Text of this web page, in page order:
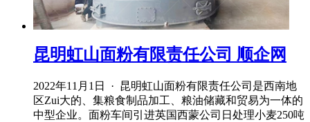
昆明虹山面粉有限责任公司 顺企网
2022年11月1日 · 昆明虹山面粉有限责任公司是西南地
区Zui大的、集粮食制品加工、粮油储藏和贸易为一体的
中型企业。面粉车间引进英国西蒙公司日处理小麦250吨